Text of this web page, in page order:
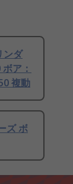
ンダ
ア：
複動
ズ ボ